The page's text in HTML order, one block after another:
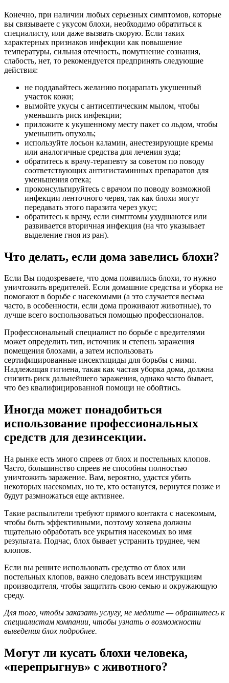
Конечно, при наличии любых серьезных симптомов, которые
вы связываете с укусом блохи, необходимо обратиться к
специалисту, или даже вызвать скорую. Если таких
характерных признаков инфекции как повышение
температуры, сильная отечность, помутнение сознания,
слабость, нет, то рекомендуется предпринять следующие
действия:
не поддавайтесь желанию поцарапать укушенный
участок кожи;
вымойте укусы с антисептическим мылом, чтобы
уменьшить риск инфекции;
приложите к укушенному месту пакет со льдом, чтобы
уменьшить опухоль;
используйте лосьон каламин, анестезирующие кремы
или аналогичные средства для лечения зуда;
обратитесь к врачу-терапевту за советом по поводу
соответствующих антигистаминных препаратов для
уменьшения отека;
проконсультируйтесь с врачом по поводу возможной
инфекции ленточного червя, так как блохи могут
передавать этого паразита через укус;
обратитесь к врачу, если симптомы ухудшаются или
развивается вторичная инфекция (на что указывает
выделение гноя из ран).
Что делать, если дома завелись блохи?
Если Вы подозреваете, что дома появились блохи, то нужно
уничтожить вредителей. Если домашние средства и уборка не
помогают в борьбе с насекомыми (а это случается весьма
часто, в особенности, если дома проживают животные), то
лучше всего воспользоваться помощью профессионалов.
Профессиональный специалист по борьбе с вредителями
может определить тип, источник и степень заражения
помещения блохами, а затем использовать
сертифицированные инсектициды для борьбы с ними.
Надлежащая гигиена, такая как частая уборка дома, должна
снизить риск дальнейшего заражения, однако часто бывает,
что без квалифицированной помощи не обойтись.
Иногда может понадобиться
использование профессиональных
средств для дезинсекции.
На рынке есть много спреев от блох и постельных клопов.
Часто, большинство спреев не способны полностью
уничтожить заражение. Вам, вероятно, удастся убить
некоторых насекомых, но те, кто останутся, вернутся позже и
будут размножаться еще активнее.
Такие распылители требуют прямого контакта с насекомым,
чтобы быть эффективными, поэтому хозяева должны
тщательно обработать все укрытия насекомых во имя
результата. Подчас, блох бывает устранить труднее, чем
клопов.
Если вы решите использовать средство от блох или
постельных клопов, важно следовать всем инструкциям
производителя, чтобы защитить свою семью и окружающую
среду.
Для того, чтобы заказать услугу, не медлите — обратитесь к
специалистам компании, чтобы узнать о возможности
выведения блох подробнее.
Могут ли кусать блохи человека,
«перепрыгнув» с животного?